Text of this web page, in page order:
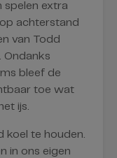
spelen extra
achterstand
van Todd
Ondanks
bleef de
toe wat
ijs.
koel te houden.
in ons eigen